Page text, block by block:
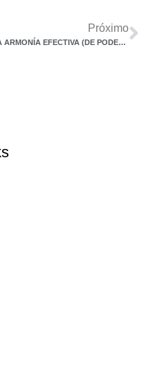
Próximo
LA ARMONÍA EFECTIVA (DE PODERES) – DE LA FANTASÍA A LA REALIDAD (PARTE 4)